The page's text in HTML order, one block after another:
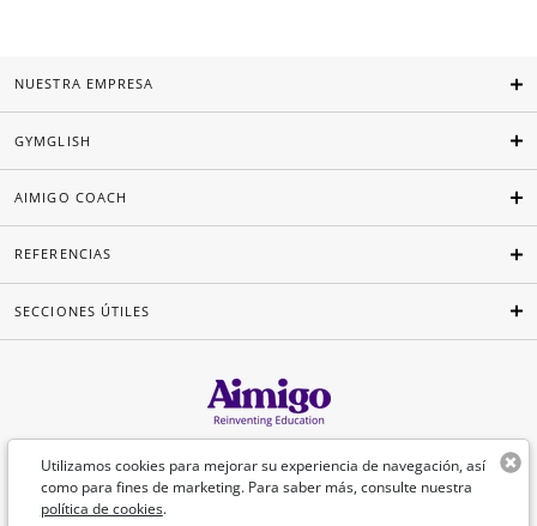
Utilizamos cookies para mejorar su experiencia de navegación, así
como para fines de marketing. Para saber más, consulte nuestra
política de cookies.
NUESTRA EMPRESA
GYMGLISH
AIMIGO COACH
REFERENCIAS
SECCIONES ÚTILES
Español